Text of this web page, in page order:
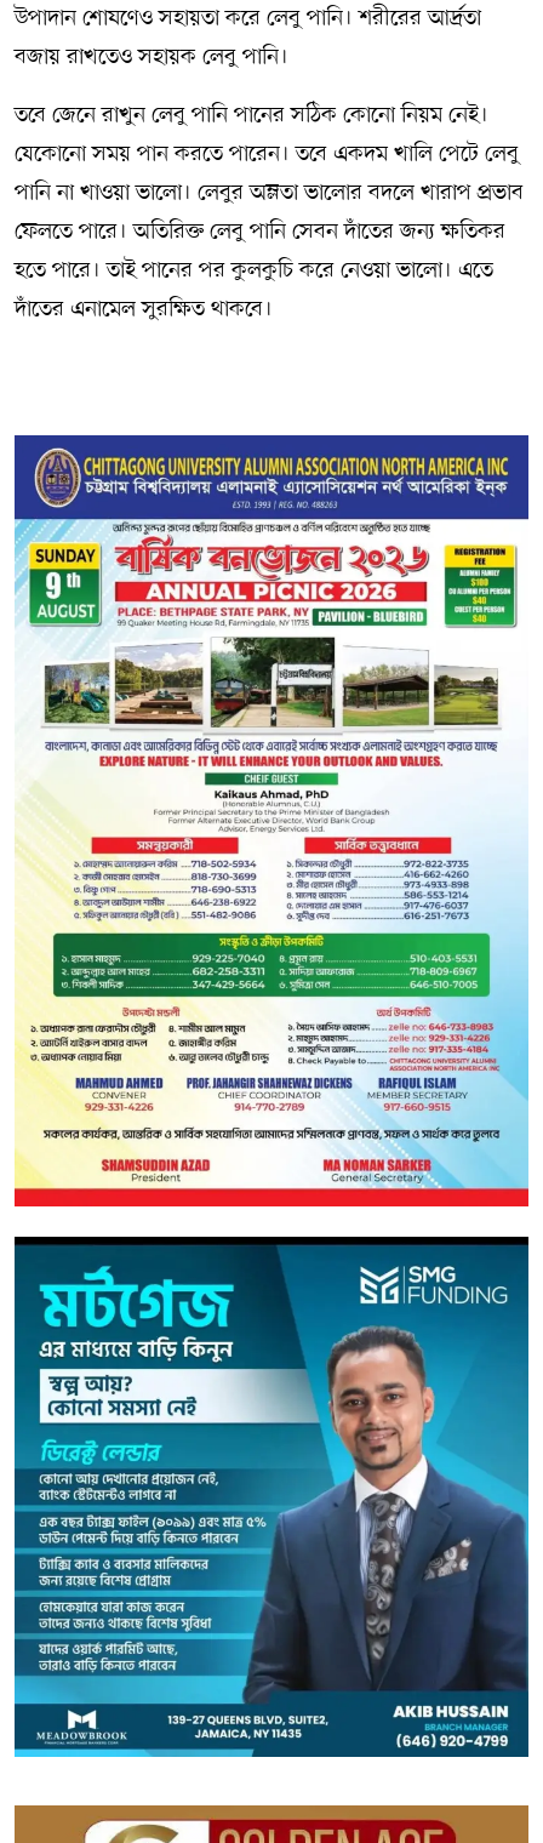
উপাদান শোষণেও সহায়তা করে লেবু পানি। শরীরের আর্দ্রতা
বজায় রাখতেও সহায়ক লেবু পানি।
তবে জেনে রাখুন লেবু পানি পানের সঠিক কোনো নিয়ম নেই।
যেকোনো সময় পান করতে পারেন। তবে একদম খালি পেটে লেবু
পানি না খাওয়া ভালো। লেবুর অম্লতা ভালোর বদলে খারাপ প্রভাব
ফেলতে পারে। অতিরিক্ত লেবু পানি সেবন দাঁতের জন্য ক্ষতিকর
হতে পারে। তাই পানের পর কুলকুচি করে নেওয়া ভালো। এতে
দাঁতের এনামেল সুরক্ষিত থাকবে।